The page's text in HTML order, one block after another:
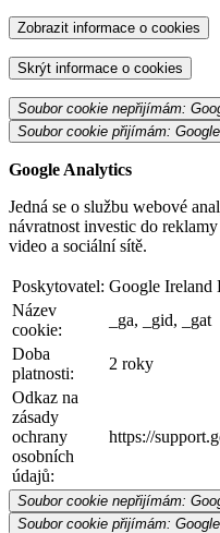
Zobrazit informace o cookies
Skrýt informace o cookies
Soubor
Soubor cookie
Google Analytics
Jedná se o službu webové
návratnost investic do
video a sociální sítě.
Poskytovatel: Google Ireland
Název
cookie:
_ga, _gid, _gat
Doba
platnosti:
2 roky
Odkaz na
zásady
ochrany
osobních
údajů:
https://
Soubor
Soubor cookie